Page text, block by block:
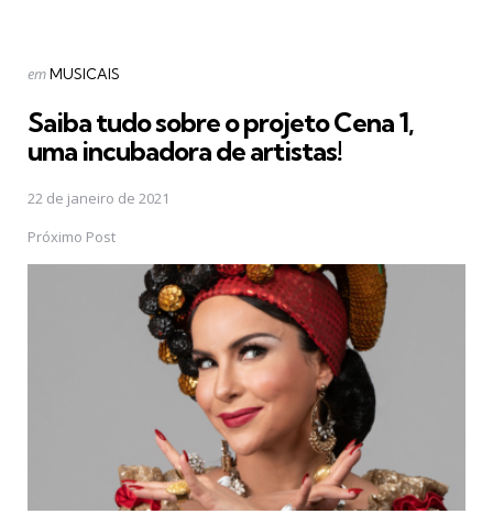
Postado
emMUSICAIS
Saiba tudo sobre o projeto Cena 1,
uma incubadora de artistas!
22 de janeiro de 2021
Próximo Post